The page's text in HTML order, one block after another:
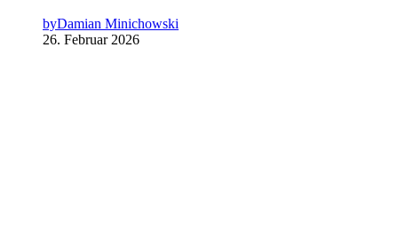
byDamian Minichowski
26. Februar 2026